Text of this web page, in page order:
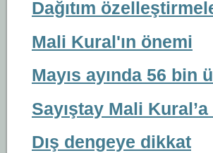
Dağıtım
Mali Kural'ın önemi
Mayıs ayında 56
Sayıştay Mali
Dış dengeye dikkat